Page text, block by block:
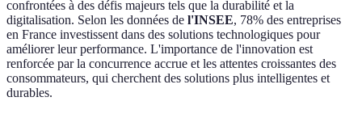
confrontées à des défis majeurs tels que la durabilité et la
digitalisation. Selon les données de l'INSEE, 78% des entreprises
en France investissent dans des solutions technologiques pour
améliorer leur performance. L'importance de l'innovation est
renforcée par la concurrence accrue et les attentes croissantes des
consommateurs, qui cherchent des solutions plus intelligentes et
durables.